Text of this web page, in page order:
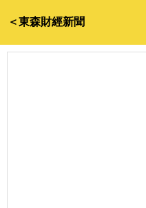
＜東森財經新聞